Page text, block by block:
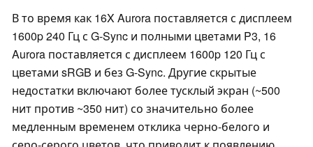
В то время как 16X Aurora поставляется с дисплеем
1600p 240 Гц с G-Sync и полными цветами P3, 16
Aurora поставляется с дисплеем 1600p 120 Гц с
цветами sRGB и без G-Sync. Другие скрытые
недостатки включают более тусклый экран (~500
нит против ~350 нит) со значительно более
медленным временем отклика черно-белого и